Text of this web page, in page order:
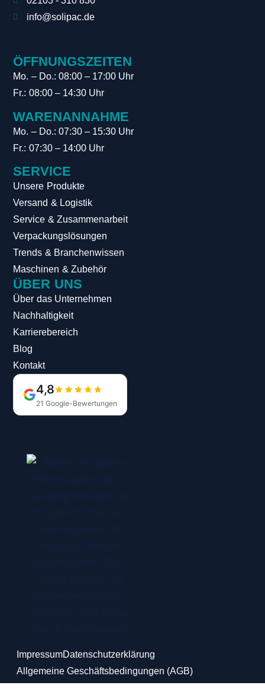
info@solipac.de
ÖFFNUNGSZEITEN
Mo. – Do.: 08:00 – 17:00 Uhr
Fr.: 08:00 – 14:30 Uhr
WARENANNAHME
Mo. – Do.: 07:30 – 15:30 Uhr
Fr.: 07:30 – 14:00 Uhr
SERVICE
Unsere Produkte
Versand & Logistik
Service & Zusammenarbeit
Verpackungslösungen
Trends & Branchenwissen
Maschinen & Zubehör
ÜBER UNS
Über das Unternehmen
Nachhaltigkeit
Karrierebereich
Blog
Kontakt
ImpressumDatenschutzerklärung
Allgemeine Geschäftsbedingungen (AGB)